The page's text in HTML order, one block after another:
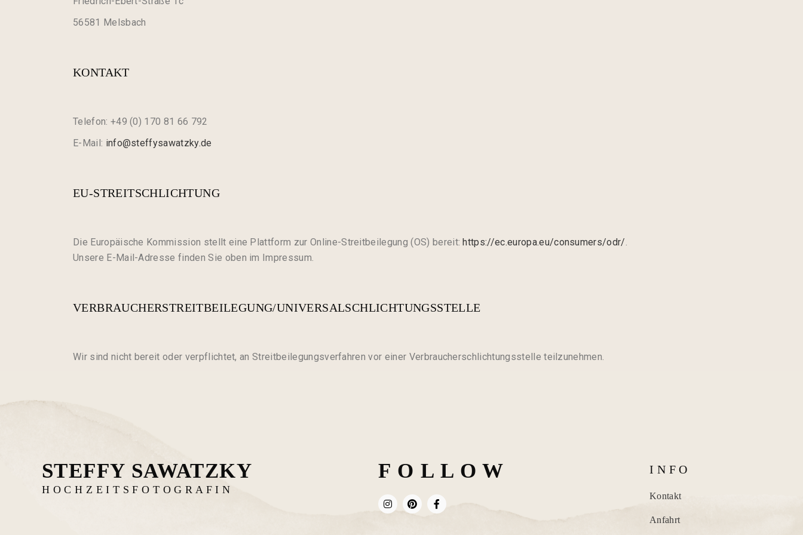
56581 Melsbach
KONTAKT
Telefon: +49 (0) 170 81 66 792
E-Mail: info@steffysawatzky.de
EU-STREITSCHLICHTUNG
Die Europäische Kommission stellt eine Plattform zur Online-Streitbeilegung (OS) bereit:https://ec.europa.eu/consumers/odr/.
Unsere E-Mail-Adresse finden Sie oben im Impressum.
VERBRAUCHERSTREITBEILEGUNG/UNIVERSALSCHLICHTUNGSSTELLE
Wir sind nicht bereit oder verpflichtet, an Streitbeilegungsverfahren vor einer Verbraucherschlichtungsstelle teilzunehmen.
STEFFY SAWATZKY
H O C H Z E I T S F O T O G R A F I N
F O L L O W I N F O
Kontakt
Anfahrt